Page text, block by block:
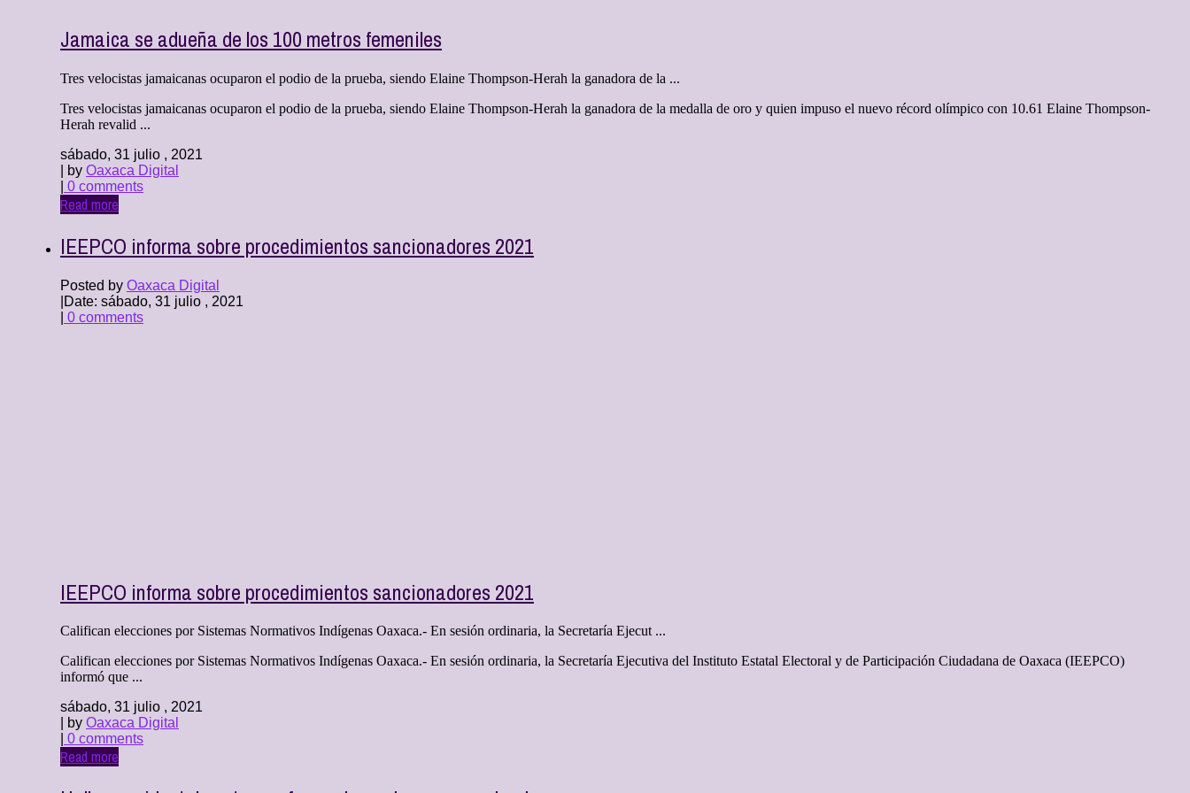
Jamaica se adueña de los 100 metros femeniles
Tres velocistas jamaicanas ocuparon el podio de la prueba, siendo Elaine Thompson-Herah la ganadora de la ...
Tres velocistas jamaicanas ocuparon el podio de la prueba, siendo Elaine Thompson-Herah la ganadora de la medalla de oro y quien impuso el nuevo récord olímpico con 10.61 Elaine Thompson-
Herah revalid ...
sábado, 31 julio , 2021
| by Oaxaca Digital
0 comments
Read more
IEEPCO informa sobre procedimientos sancionadores 2021
Posted by Oaxaca Digital
Date: sábado, 31 julio , 2021
0 comments
IEEPCO informa sobre procedimientos sancionadores 2021
Califican elecciones por Sistemas Normativos Indígenas Oaxaca.- En sesión ordinaria, la Secretaría Ejecut ...
Califican elecciones por Sistemas Normativos Indígenas Oaxaca.- En sesión ordinaria, la Secretaría Ejecutiva del Instituto Estatal Electoral y de Participación Ciudadana de Oaxaca (IEEPCO)
informó que ...
sábado, 31 julio , 2021
| by Oaxaca Digital
0 comments
Read more